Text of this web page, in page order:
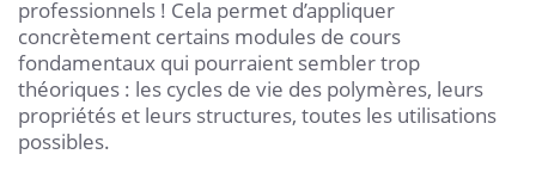
professionnels ! Cela permet d’appliquer
concrètement certains modules de cours
fondamentaux qui pourraient sembler trop
théoriques : les cycles de vie des polymères, leurs
propriétés et leurs structures, toutes les utilisations
possibles.